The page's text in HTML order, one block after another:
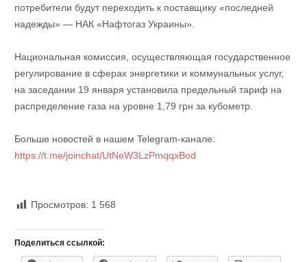
потребители будут переходить к поставщику «последней
надежды» — НАК «Нафтогаз Украины».
Национальная комиссия, осуществляющая государственное
регулирование в сферах энергетики и коммунальных услуг,
на заседании 19 января установила предельный тариф на
распределение газа на уровне 1,79 грн за кубометр.
Больше новостей в нашем Telegram-канале:
https://t.me/joinchat/UtNeW3LzPmqqxBod
Просмотров: 1 568
Поделиться ссылкой: